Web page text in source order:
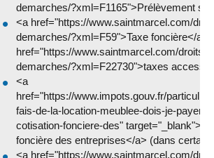
demarches/?xml=F1165">Prélèvement
<a href="https://www.saintmarcel.com/
demarches/?xml=F59">Taxe foncière</a>
href="https://www.saintmarcel.com/droits-
demarches/?xml=F22730">taxes
<a
href="https://www.impots.gouv.fr/
fais-de-la-location-meublee-dois-je-payer-
cotisation-fonciere-des"
foncière des entreprises</a> (dans
<a href="https://www.saintmarcel.com/